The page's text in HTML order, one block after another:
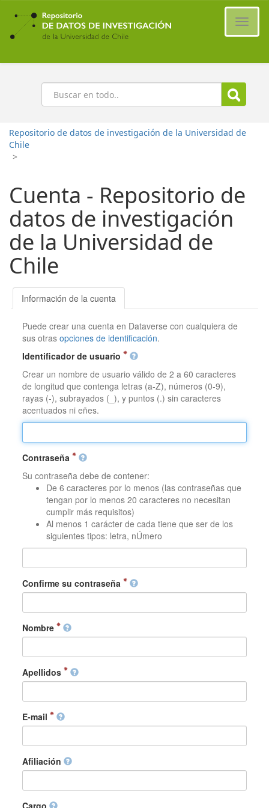
Ir
contenido
principal
Buscar
Repositorio de datos de investigación de la Universidad de
Chile
>
Cuenta - Repositorio de
datos de investigación
de la Universidad de
Chile
Información de la cuenta
Puede crear una cuenta en Dataverse con cualquiera de
sus otrasopciones de identificación.
Identificador de usuario
Crear un nombre de usuario válido de 2 a 60 caracteres
de longitud que contenga letras (a-Z), números (0-9),
rayas (-), subrayados (_), y puntos (.) sin caracteres
acentuados ni eñes.
Contraseña
Su contraseña debe de contener:
De 6 caracteres por lo menos (las contraseñas que
tengan por lo menos 20 caracteres no necesitan
cumplir más requisitos)
Al menos 1 carácter de cada tiene que ser de los
siguientes tipos: letra, nÚmero
Confirme su contraseña
Nombre
Apellidos
E-mail
Afiliación
Cargo